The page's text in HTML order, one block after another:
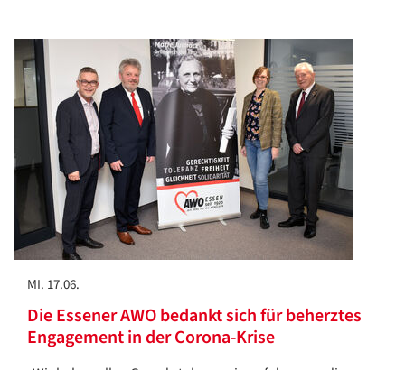
MI. 17.06.
Die Essener AWO bedankt sich für beherztes
Engagement in der Corona-Krise